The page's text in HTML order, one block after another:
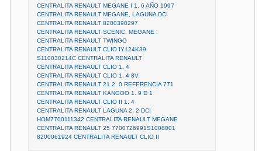
CENTRALITA RENAULT MEGANE I 1. 6 AÑO 1997
CENTRALITA RENAULT MEGANE, LAGUNA DCI
CENTRALITA RENAULT 8200390297
CENTRALITA RENAULT SCENIC, MEGANE .
CENTRALITA RENAULT TWINGO
CENTRALITA RENAULT CLIO IY124K39
S110030214C CENTRALITA RENAULT
CENTRALITA RENAULT CLIO 1. 4
CENTRALITA RENAULT CLIO 1. 4 8V
CENTRALITA RENAULT 21 2. 0 REFERENCIA 771
CENTRALITA RENAULT KANGOO 1. 9 D 1
CENTRALITA RENAULT CLIO II 1. 4
CENTRALITA RENAULT LAGUNA 2. 2 DCI
HOM7700111342 CENTRALITA RENAULT MEGANE
CENTRALITA RENAULT 25 7700726991S1008001
8200061924 CENTRALITA RENAULT CLIO II